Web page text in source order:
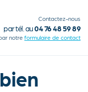
Contactez-nous
par tél. au04 76 48 59 89
notre formulaire de contact